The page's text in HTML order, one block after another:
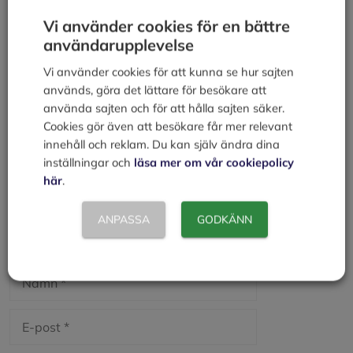
Lämna en kommentar
Kommentar
Namn
post
Vi använder cookies för en bättre
användarupplevelse
Vi använder cookies för att kunna se hur sajten
används, göra det lättare för besökare att
använda sajten och för att hålla sajten säker.
Cookies gör även att besökare får mer relevant
innehåll och reklam. Du kan själv ändra dina
inställningar och läsa mer om vår cookiepolicy
här.
ANPASSA GODKÄNN